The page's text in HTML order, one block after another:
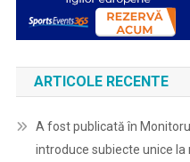
ARTICOLE RECENTE
A fost publicată în
introduce subiecte unice